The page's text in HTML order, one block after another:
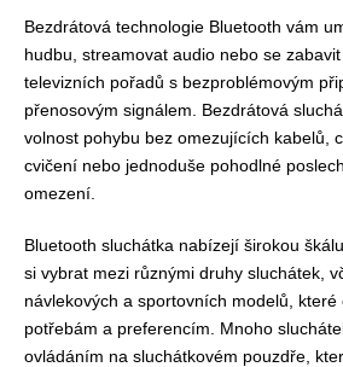
Bezdrátová technologie Bluetooth vám
hudbu, streamovat audio nebo se
televizních pořadů s bezproblémovým
přenosovým signálem. Bezdrátová
volnost pohybu bez omezujících kabelů,
cvičení nebo jednoduše pohodlné
omezení.
Bluetooth sluchátka nabízejí širokou
si vybrat mezi různými druhy sluchátek,
návlekových a sportovních modelů,
potřebám a preferencím. Mnoho
ovládáním na sluchátkovém pouzdře,